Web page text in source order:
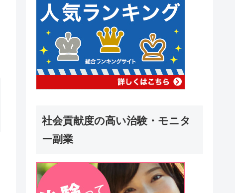
社会貢献度の高い治験・モニタ
ー副業